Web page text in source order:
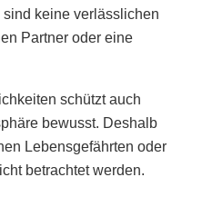
keine verlässlichen
Partner oder eine
schützt auch
bewusst. Deshalb
Lebensgefährten oder
betrachtet werden.